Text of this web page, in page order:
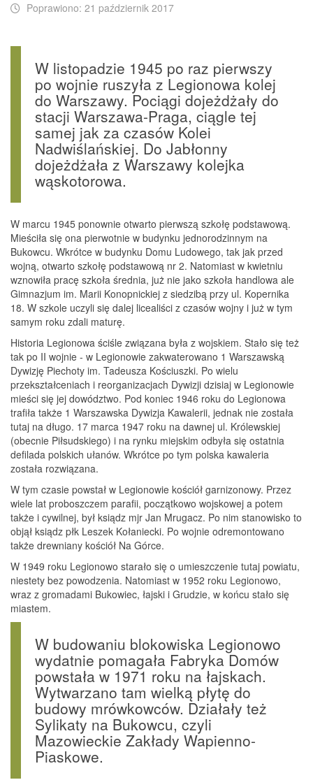
Poprawiono: 21 październik 2017
W listopadzie 1945 po raz pierwszy
po wojnie ruszyła z Legionowa kolej
do Warszawy. Pociągi dojeżdżały do
stacji Warszawa-Praga, ciągle tej
samej jak za czasów Kolei
Nadwiślańskiej. Do Jabłonny
dojeżdżała z Warszawy kolejka
wąskotorowa.
W marcu 1945 ponownie otwarto pierwszą szkołę podstawową.
Mieściła się ona pierwotnie w budynku jednorodzinnym na
Bukowcu. Wkrótce w budynku Domu Ludowego, tak jak przed
wojną, otwarto szkołę podstawową nr 2. Natomiast w kwietniu
wznowiła pracę szkoła średnia, już nie jako szkoła handlowa ale
Gimnazjum im. Marii Konopnickiej z siedzibą przy ul. Kopernika
18. W szkole uczyli się dalej licealiści z czasów wojny i już w tym
samym roku zdali maturę.
Historia Legionowa ściśle związana była z wojskiem. Stało się też
tak po II wojnie - w Legionowie zakwaterowano 1 Warszawską
Dywizję Piechoty im. Tadeusza Kościuszki. Po wielu
przekształceniach i reorganizacjach Dywizji dzisiaj w Legionowie
mieści się jej dowództwo. Pod koniec 1946 roku do Legionowa
trafiła także 1 Warszawska Dywizja Kawalerii, jednak nie została
tutaj na długo. 17 marca 1947 roku na dawnej ul. Królewskiej
(obecnie Piłsudskiego) i na rynku miejskim odbyła się ostatnia
defilada polskich ułanów. Wkrótce po tym polska kawaleria
została rozwiązana.
W tym czasie powstał w Legionowie kościół garnizonowy. Przez
wiele lat proboszczem parafii, początkowo wojskowej a potem
także i cywilnej, był ksiądz mjr Jan Mrugacz. Po nim stanowisko to
objął ksiądz płk Leszek Kołaniecki. Po wojnie odremontowano
także drewniany kościół Na Górce.
W 1949 roku Legionowo starało się o umieszczenie tutaj powiatu,
niestety bez powodzenia. Natomiast w 1952 roku Legionowo,
wraz z gromadami Bukowiec, łajski i Grudzie, w końcu stało się
miastem.
W budowaniu blokowiska Legionowo
wydatnie pomagała Fabryka Domów
powstała w 1971 roku na łajskach.
Wytwarzano tam wielką płytę do
budowy mrówkowców. Działały też
Sylikaty na Bukowcu, czyli
Mazowieckie Zakłady Wapienno-
Piaskowe.